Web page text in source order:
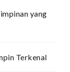
yang
Terkenal